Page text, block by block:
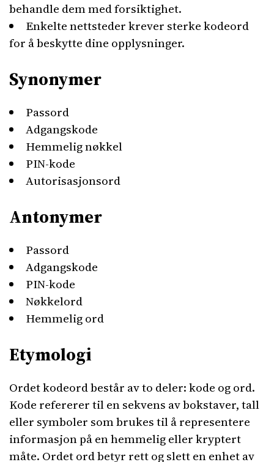
behandle dem med forsiktighet.
Enkelte nettsteder krever sterke kodeord
for å beskytte dine opplysninger.
Synonymer
Passord
Adgangskode
Hemmelig nøkkel
PIN-kode
Autorisasjonsord
Antonymer
Passord
Adgangskode
PIN-kode
Nøkkelord
Hemmelig ord
Etymologi
Ordet kodeord består av to deler: kode og ord.
Kode refererer til en sekvens av bokstaver, tall
eller symboler som brukes til å representere
informasjon på en hemmelig eller kryptert
måte. Ordet ord betyr rett og slett en enhet av